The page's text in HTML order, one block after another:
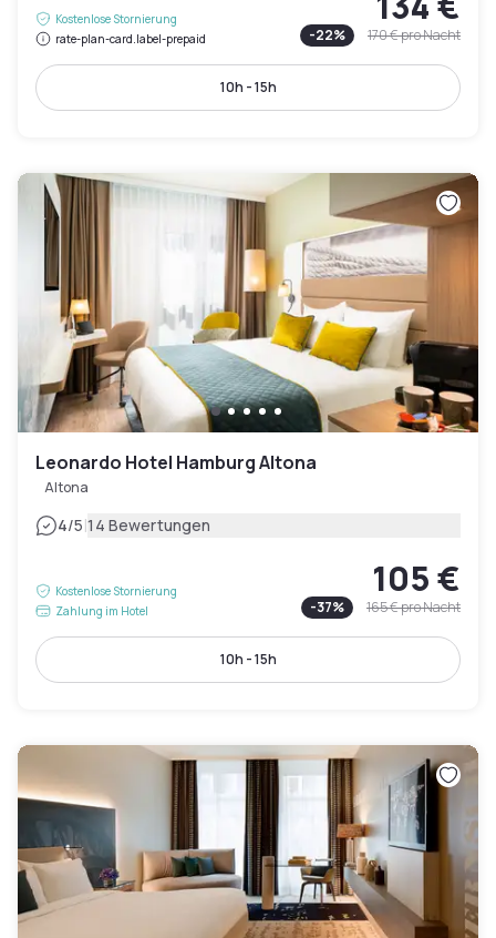
Kostenlose Stornierung
rate-plan-card.label-prepaid
-22% 170 €pro Nacht
10h - 15h
Leonardo Hotel Hamburg Altona
Altona
4/5|14 Bewertungen
Kostenlose Stornierung
Zahlung im Hotel
105 €
-37% 165 €pro Nacht
10h - 15h